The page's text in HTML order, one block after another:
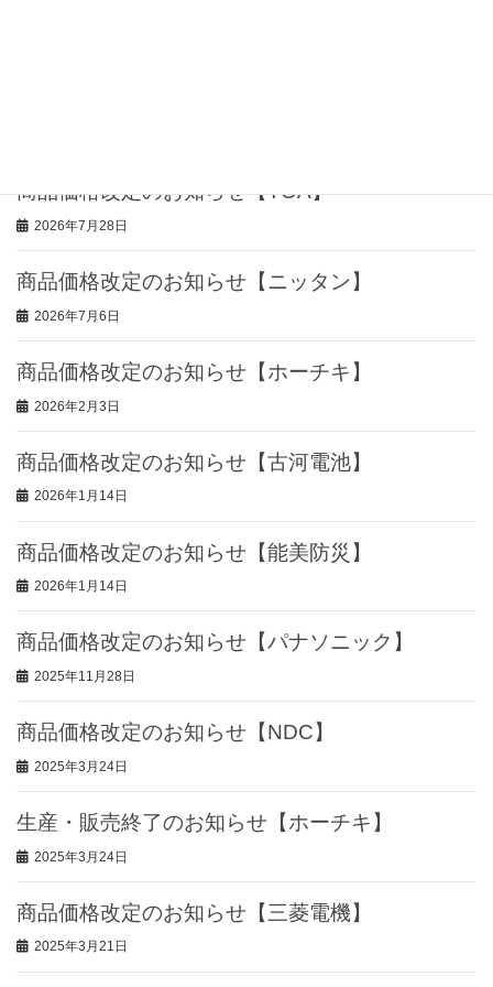
商品価格改定のお知らせ【TOA】
2026年7月28日
商品価格改定のお知らせ【ニッタン】
2026年7月6日
商品価格改定のお知らせ【ホーチキ】
2026年2月3日
商品価格改定のお知らせ【古河電池】
2026年1月14日
商品価格改定のお知らせ【能美防災】
2026年1月14日
商品価格改定のお知らせ【パナソニック】
2025年11月28日
商品価格改定のお知らせ【NDC】
2025年3月24日
生産・販売終了のお知らせ【ホーチキ】
2025年3月24日
商品価格改定のお知らせ【三菱電機】
2025年3月21日